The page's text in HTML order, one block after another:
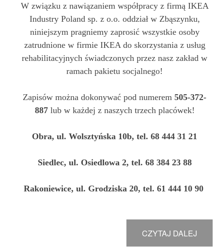
W związku z nawiązaniem współpracy z firmą IKEA
Industry Poland sp. z o.o. oddział w Zbąszynku,
niniejszym pragniemy zaprosić wszystkie osoby
zatrudnione w firmie IKEA do skorzystania z usług
rehabilitacyjnych świadczonych przez nasz zakład w
ramach pakietu socjalnego!
Zapisów można dokonywać pod numerem505-372-
887lub w każdej z naszych trzech placówek!
Obra, ul. Wolsztyńska 10b, tel. 68 444 31 21
Siedlec, ul. Osiedlowa 2, tel. 68 384 23 88
Rakoniewice, ul. Grodziska 20, tel. 61 444 10 90
CZYTAJ DALEJ